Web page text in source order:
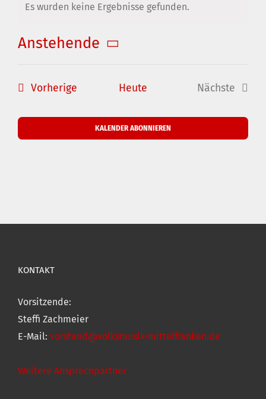
Es wurden keine Ergebnisse gefunden.
Anstehende
VorherigeVeranstaltungen
Heute
Nächste
KALENDER ABONNIEREN
KONTAKT
Vorsitzende:
Steffi Zachmeier
E-Mail: vorstand@volksmusik-mittelfranken.de
Weitere Ansprechpartner